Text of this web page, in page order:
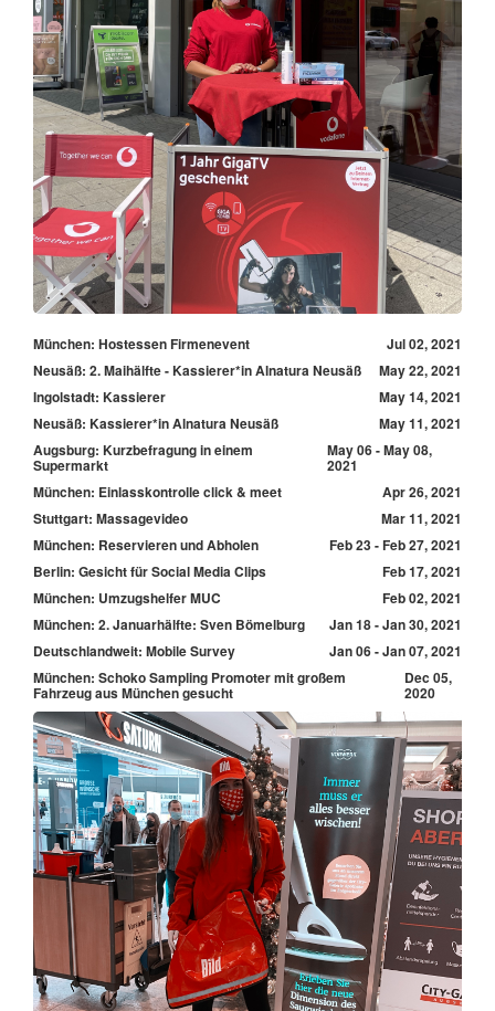
München: Hostessen Firmenevent
Jul 02, 2021
Neusäß: 2. Maihälfte - Kassierer*in Alnatura Neusäß
May 22, 2021
Ingolstadt: Kassierer
May 14, 2021
Neusäß: Kassierer*in Alnatura Neusäß
May 11, 2021
Augsburg: Kurzbefragung in einem
Supermarkt
May 06 - May 08,
2021
München: Einlasskontrolle click & meet
Apr 26, 2021
Stuttgart: Massagevideo
Mar 11, 2021
München: Reservieren und Abholen
Feb 23 - Feb 27, 2021
Berlin: Gesicht für Social Media Clips
Feb 17, 2021
München: Umzugshelfer MUC
Feb 02, 2021
München: 2. Januarhälfte: Sven Bömelburg
Jan 18 - Jan 30, 2021
Deutschlandweit: Mobile Survey
Jan 06 - Jan 07, 2021
München: Schoko Sampling Promoter mit großem
Fahrzeug aus München gesucht
Dec 05,
2020